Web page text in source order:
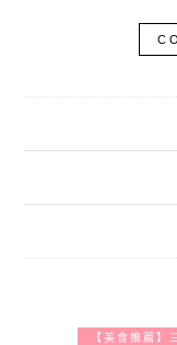
【美食推薦】